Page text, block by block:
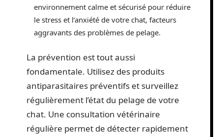
environnement calme et sécurisé pour réduire
le stress et l’anxiété de votre chat, facteurs
aggravants des problèmes de pelage.
La prévention est tout aussi
fondamentale. Utilisez des produits
antiparasitaires préventifs et surveillez
régulièrement l’état du pelage de votre
chat. Une consultation vétérinaire
régulière permet de détecter rapidement